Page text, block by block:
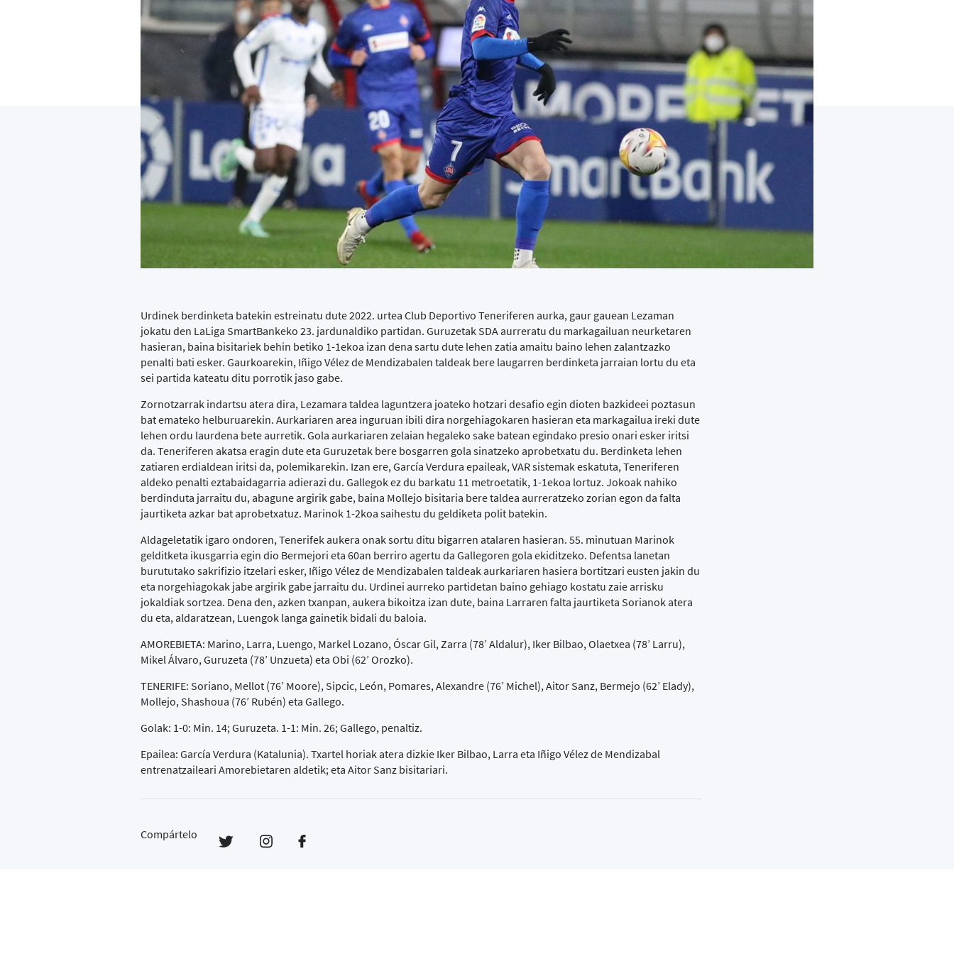
Urdinek berdinketa batekin estreinatu dute 2022. urtea Club Deportivo Teneriferen aurka, gaur gauean Lezaman
jokatu den LaLiga SmartBankeko 23. jardunaldiko partidan. Guruzetak SDA aurreratu du markagailuan neurketaren
hasieran, baina bisitariek behin betiko 1-1ekoa izan dena sartu dute lehen zatia amaitu baino lehen zalantzazko
penalti bati esker. Gaurkoarekin, Iñigo Vélez de Mendizabalen taldeak bere laugarren berdinketa jarraian lortu du eta
sei partida kateatu ditu porrotik jaso gabe.
Zornotzarrak indartsu atera dira, Lezamara taldea laguntzera joateko hotzari desafio egin dioten bazkideei poztasun
bat emateko helburuarekin. Aurkariaren area inguruan ibili dira norgehiagokaren hasieran eta markagailua ireki dute
lehen ordu laurdena bete aurretik. Gola aurkariaren zelaian hegaleko sake batean egindako presio onari esker iritsi
da. Teneriferen akatsa eragin dute eta Guruzetak bere bosgarren gola sinatzeko aprobetxatu du. Berdinketa lehen
zatiaren erdialdean iritsi da, polemikarekin. Izan ere, García Verdura epaileak, VAR sistemak eskatuta, Teneriferen
aldeko penalti eztabaidagarria adierazi du. Gallegok ez du barkatu 11 metroetatik, 1-1ekoa lortuz. Jokoak nahiko
berdinduta jarraitu du, abagune argirik gabe, baina Mollejo bisitaria bere taldea aurreratzeko zorian egon da falta
jaurtiketa azkar bat aprobetxatuz. Marinok 1-2koa saihestu du geldiketa polit batekin.
Aldageletatik igaro ondoren, Tenerifek aukera onak sortu ditu bigarren atalaren hasieran. 55. minutuan Marinok
gelditketa ikusgarria egin dio Bermejori eta 60an berriro agertu da Gallegoren gola ekiditzeko. Defentsa lanetan
burututako sakrifizio itzelari esker, Iñigo Vélez de Mendizabalen taldeak aurkariaren hasiera bortitzari eusten jakin du
eta norgehiagokak jabe argirik gabe jarraitu du. Urdinei aurreko partidetan baino gehiago kostatu zaie arrisku
jokaldiak sortzea. Dena den, azken txanpan, aukera bikoitza izan dute, baina Larraren falta jaurtiketa Sorianok atera
du eta, aldaratzean, Luengok langa gainetik bidali du baloia.
AMOREBIETA: Marino, Larra, Luengo, Markel Lozano, Óscar Gil, Zarra (78’ Aldalur), Iker Bilbao, Olaetxea (78’ Larru),
Mikel Álvaro, Guruzeta (78’ Unzueta) eta Obi (62’ Orozko).
TENERIFE: Soriano, Mellot (76’ Moore), Sipcic, León, Pomares, Alexandre (76’ Michel), Aitor Sanz, Bermejo (62’ Elady),
Mollejo, Shashoua (76’ Rubén) eta Gallego.
Golak: 1-0: Min. 14; Guruzeta. 1-1: Min. 26; Gallego, penaltiz.
Epailea: García Verdura (Katalunia). Txartel horiak atera dizkie Iker Bilbao, Larra eta Iñigo Vélez de Mendizabal
entrenatzaileari Amorebietaren aldetik; eta Aitor Sanz bisitariari.
Compártelo